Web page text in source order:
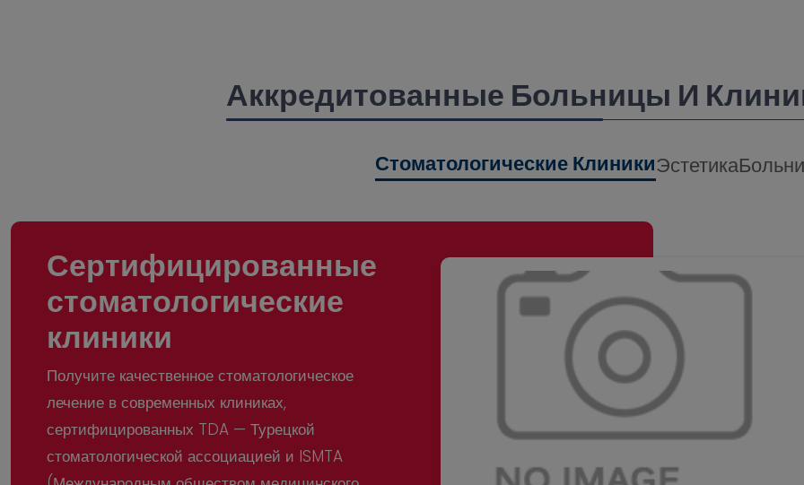
Аккредитованные Больницы И
Стоматологические КлиникиЭстетика
Сертифицированные
стоматологические
клиники
Получите качественное стоматологическое
лечение в современных клиниках,
сертифицированных TDA — Турецкой
стоматологической ассоциацией и ISMTA